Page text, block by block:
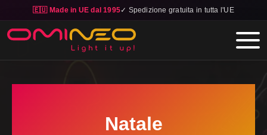
🇪🇺 Made in UE dal 1995✓ Spedizione gratuita in tutta l'UE
Skip to main content
Natale